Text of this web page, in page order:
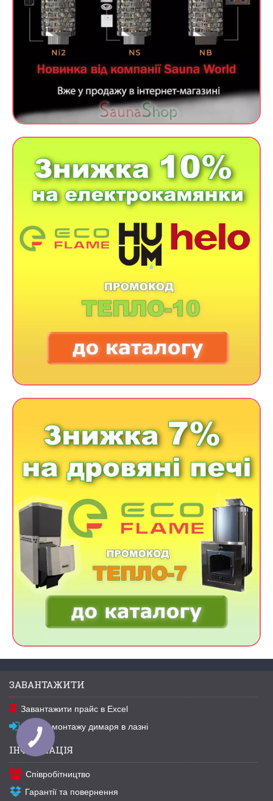
ЗАВАНТАЖИТИ
Завантажити прайс в Excel
Схема монтажу димаря в лазні
ІНФОРМАЦІЯ
Співробітництво
Гарантії та повернення